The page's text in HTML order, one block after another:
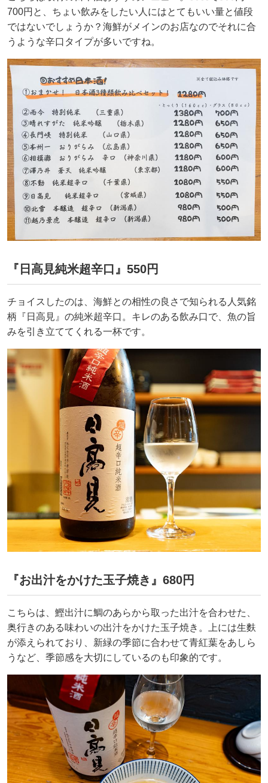
700円と、ちょい飲みをしたい人にはとてもいい量と値段
ではないでしょうか？海鮮がメインのお店なのでそれに合
うような辛口タイプが多いですね。
『日高見純米超辛口』550円
チョイスしたのは、海鮮との相性の良さで知られる人気銘
柄『日高見』の純米超辛口。キレのある飲み口で、魚の旨
みを引き立ててくれる一杯です。
『お出汁をかけた玉子焼き』680円
こちらは、鰹出汁に鯛のあらから取った出汁を合わせた、
奥行きのある味わいの出汁をかけた玉子焼き。上には生麩
が添えられており、新緑の季節に合わせて青紅葉をあしら
うなど、季節感を大切にしているのも印象的です。